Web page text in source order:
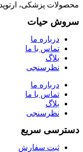
محصولات پزشکی،
سروش حیات
درباره ما
تماس با ما
بلاگ
نظرسنجی
درباره ما
تماس با ما
بلاگ
نظرسنجی
دسترسی سریع
ثبت سفارش